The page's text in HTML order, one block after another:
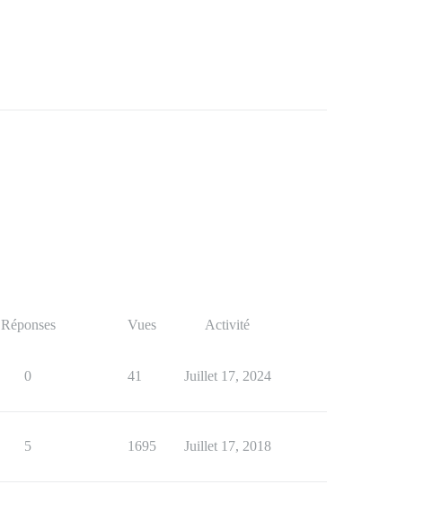
Réponses Vues Activité
0 41 Juillet 17, 2024
5 1695 Juillet 17, 2018